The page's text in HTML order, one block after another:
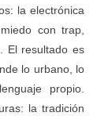
la electrónica
con trap,
El resultado es
lo urbano, lo
propio.
la tradición